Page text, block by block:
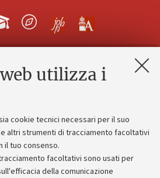
utilizza i
cookie tecnici necessari per il suo
altri strumenti di tracciamento facoltativi
il tuo consenso.
facoltativi sono usati per
della comunicazione
Contatti e PEC
community
strategico
Bilanci